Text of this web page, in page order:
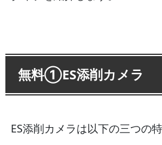
無料①ES添削カメラ
ES添削カメラは以下の三つの